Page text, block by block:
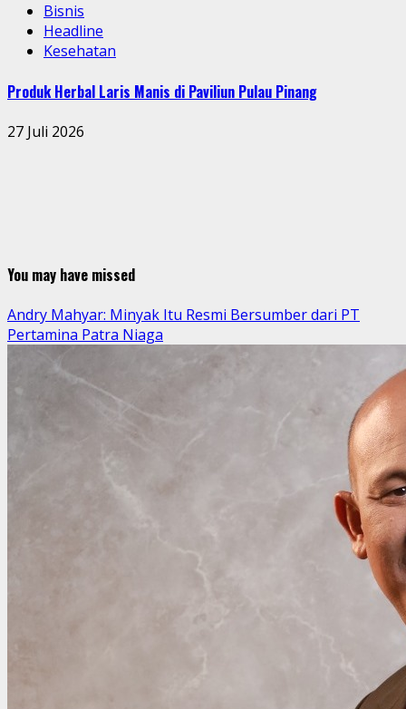
Bisnis
Headline
Kesehatan
Produk Herbal Laris Manis di Paviliun Pulau Pinang
27 Juli 2026
You may have missed
Andry Mahyar: Minyak Itu Resmi Bersumber dari PT
Pertamina Patra Niaga